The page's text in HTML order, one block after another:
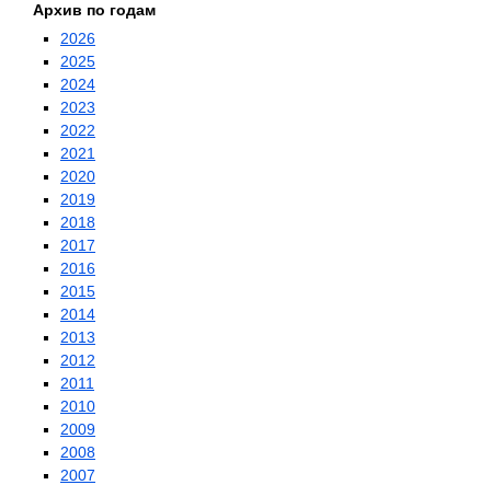
Архив по годам
2026
2025
2024
2023
2022
2021
2020
2019
2018
2017
2016
2015
2014
2013
2012
2011
2010
2009
2008
2007